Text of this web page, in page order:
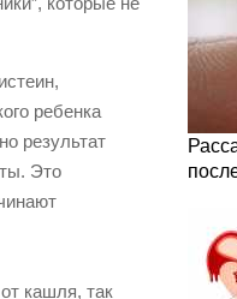
ребенка
результат
Это
кашля, так